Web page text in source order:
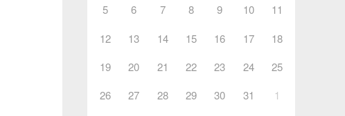
5
6 7 8 9 10
11
12
13 14 15 16 17
18
19
20 21 22 23 24
25
26
27 28 29 30 31 1